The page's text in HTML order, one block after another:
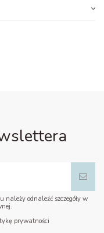
odnaleźć szczegóły w
prywatności